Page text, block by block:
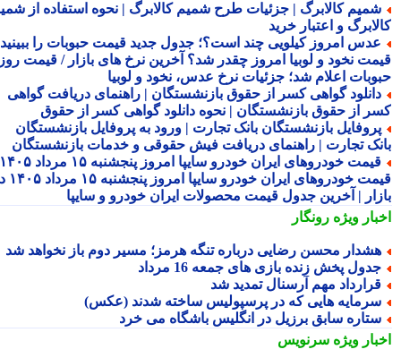
کالابرگ | جزئیات طرح شمیم کالابرگ | نحوه استفاده از شمیم
و اعتبار خرید
امروز کیلویی چند است؟؛ جدول جدید قیمت حبوبات را ببینید /
نخود و لوبیا امروز چقدر شد؟ آخرین نرخ های بازار / قیمت روز
اعلام شد؛ جزئیات نرخ عدس، نخود و لوبیا
گواهی کسر از حقوق بازنشستگان | راهنمای دریافت گواهی
از حقوق بازنشستگان | نحوه دانلود گواهی کسر از حقوق
بازنشستگان بانک تجارت | ورود به پروفایل بازنشستگان
تجارت | راهنمای دریافت فیش حقوقی و خدمات بازنشستگان
قیمت خودروهای ایران خودرو سایپا امروز پنجشنبه ۱۵ مرداد ۱۴۰۵ |
قیمت خودروهای ایران خودرو سایپا امروز پنجشنبه ۱۵ مرداد ۱۴۰۵ در
| آخرین جدول قیمت محصولات ایران خودرو و سایپا
ویژهرونگار
محسن رضایی درباره تنگه هرمز؛ مسیر دوم باز نخواهد شد
پخش زنده بازی های جمعه 16 مرداد
مهم آرسنال تمدید شد
هایی که در پرسپولیس ساخته شدند (عکس)
سابق برزیل در انگلیس باشگاه می خرد
ویژهسرنویس